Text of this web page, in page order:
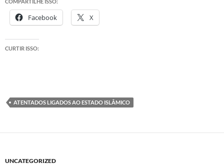
Facebook X
CURTIR ISSO:
ATENTADOS LIGADOS AO ESTADO ISLÂMICO
UNCATEGORIZED